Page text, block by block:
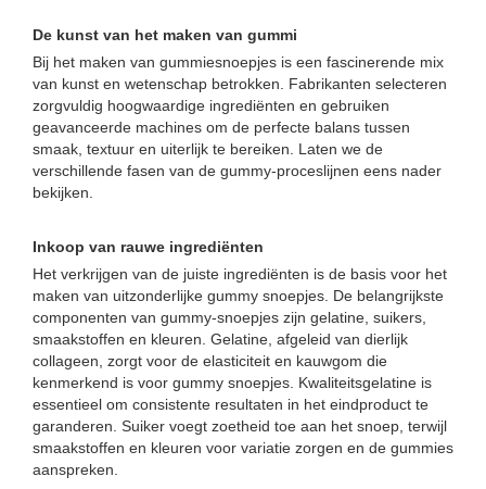
De kunst van het maken van gummi
Bij het maken van gummiesnoepjes is een fascinerende mix
van kunst en wetenschap betrokken. Fabrikanten selecteren
zorgvuldig hoogwaardige ingrediënten en gebruiken
geavanceerde machines om de perfecte balans tussen
smaak, textuur en uiterlijk te bereiken. Laten we de
verschillende fasen van de gummy-proceslijnen eens nader
bekijken.
Inkoop van rauwe ingrediënten
Het verkrijgen van de juiste ingrediënten is de basis voor het
maken van uitzonderlijke gummy snoepjes. De belangrijkste
componenten van gummy-snoepjes zijn gelatine, suikers,
smaakstoffen en kleuren. Gelatine, afgeleid van dierlijk
collageen, zorgt voor de elasticiteit en kauwgom die
kenmerkend is voor gummy snoepjes. Kwaliteitsgelatine is
essentieel om consistente resultaten in het eindproduct te
garanderen. Suiker voegt zoetheid toe aan het snoep, terwijl
smaakstoffen en kleuren voor variatie zorgen en de gummies
aanspreken.